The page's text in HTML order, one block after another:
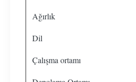
Ağırlık
Dil
Çalışma ortamı